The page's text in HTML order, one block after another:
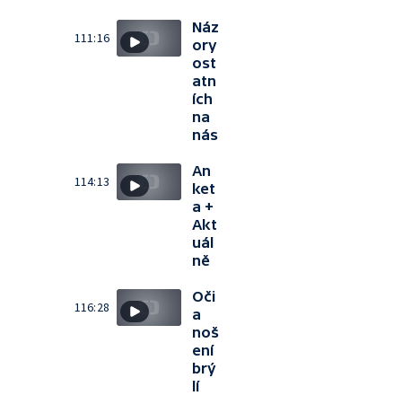
111:16
Náz
ory
ost
atn
ích
na
nás
114:13
An
ket
a +
Akt
uál
ně
116:28
Oči
a
noš
ení
brý
lí